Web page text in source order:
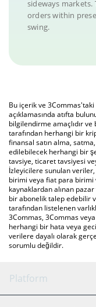
sideways markets.
orders within
swing.
Bu içerik ve
açıklamasında atıfta
bilgilendirme amaçlıdır
tarafından herhangi bir
finansal satın alma,
edilebilecek herhangi bir
tavsiye, ticaret tavsiyesi
İzleyicilere sunulan
birimi veya fiat para birimi
kaynaklardan alınan
bir abonelik talep edebilir
tarafından listelenen
3Commas, 3Commas
herhangi bir hata veya
verilere dayalı olarak
sorumlu değildir.
Platform